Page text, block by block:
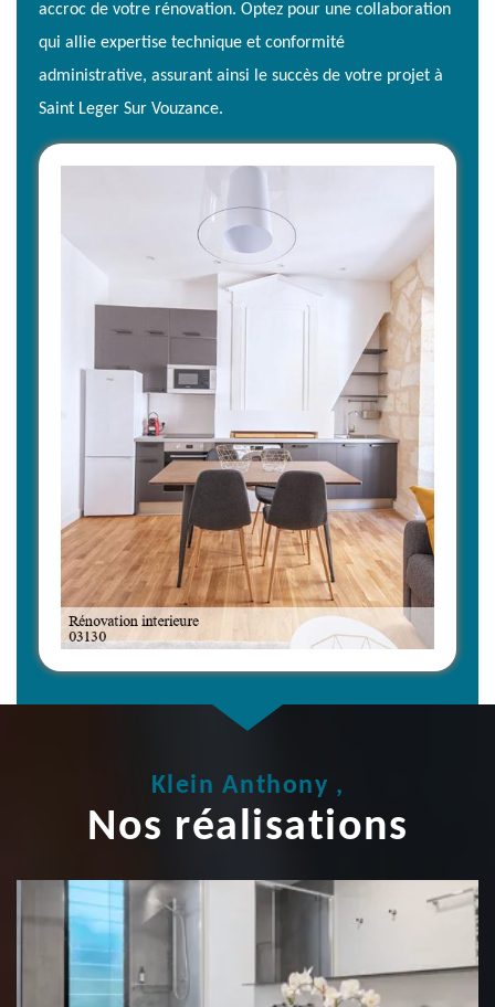
accroc de votre rénovation. Optez pour une collaboration
qui allie expertise technique et conformité
administrative, assurant ainsi le succès de votre projet à
Saint Leger Sur Vouzance.
Klein Anthony ,
Nos réalisations